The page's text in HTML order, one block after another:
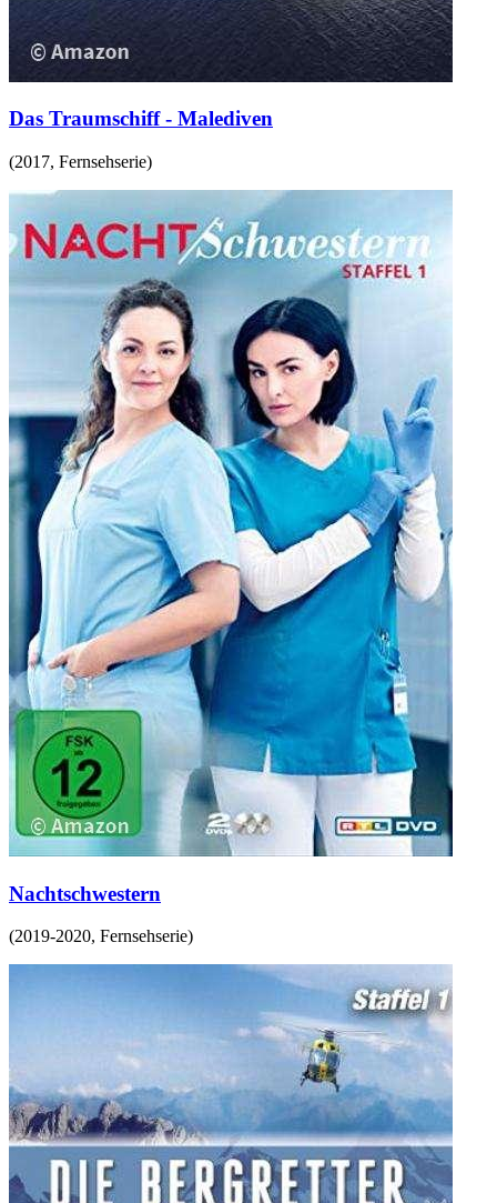
Das Traumschiff - Malediven
(2017, Fernsehserie)
Nachtschwestern
(2019-2020, Fernsehserie)